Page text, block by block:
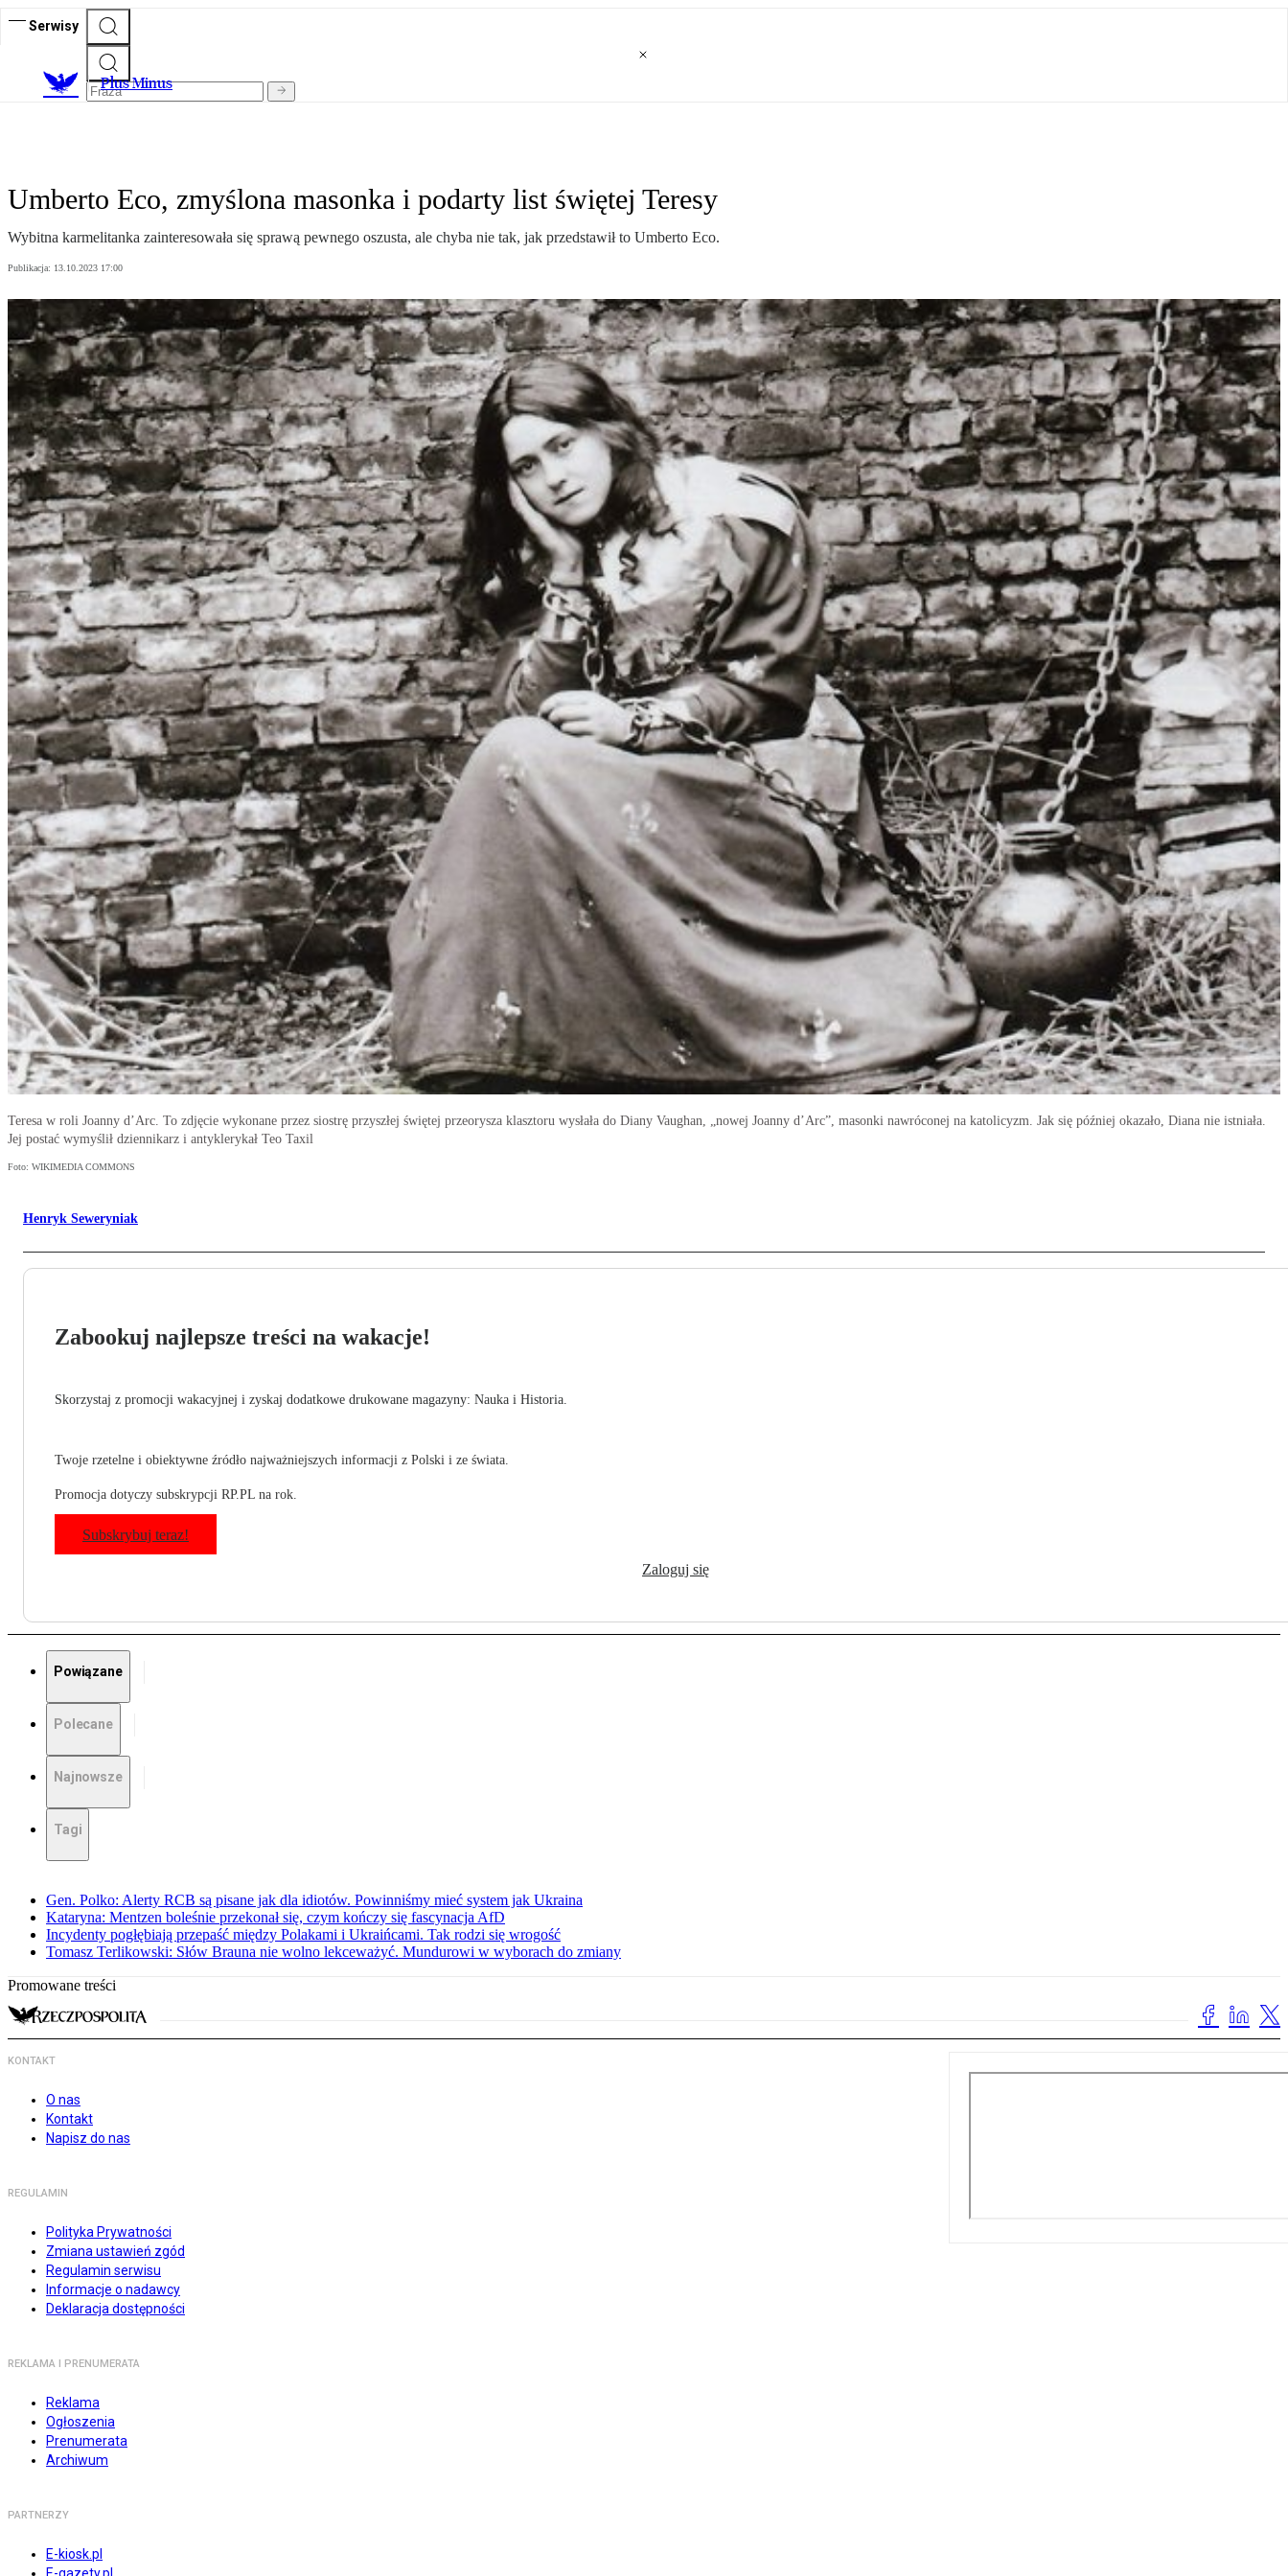
Serwisy
Plus Minus
Umberto Eco, zmyślona masonka i podarty list świętej Teresy
Wybitna karmelitanka zainteresowała się sprawą pewnego oszusta, ale chyba nie tak, jak przedstawił to Umberto Eco.
Publikacja: 13.10.2023 17:00
Teresa w roli Joanny d’Arc. To zdjęcie wykonane przez siostrę przyszłej świętej przeorysza klasztoru wysłała do Diany Vaughan, „nowej Joanny d’Arc”, masonki nawróconej na katolicyzm. Jak się później okazało, Diana nie istniała.
Jej postać wymyślił dziennikarz i antyklerykał Teo Taxil
Foto: WIKIMEDIA COMMONS
Henryk Seweryniak
Zabookuj najlepsze treści na wakacje!
Skorzystaj z promocji wakacyjnej i zyskaj dodatkowe drukowane magazyny: Nauka i Historia.
Twoje rzetelne i obiektywne źródło najważniejszych informacji z Polski i ze świata.
Promocja dotyczy subskrypcji RP.PL na rok.
Subskrybuj teraz!
Zaloguj się
Powiązane
Polecane
Najnowsze
Tagi
Gen. Polko: Alerty RCB są pisane jak dla idiotów. Powinniśmy mieć system jak Ukraina
Kataryna: Mentzen boleśnie przekonał się, czym kończy się fascynacja AfD
Incydenty pogłębiają przepaść między Polakami i Ukraińcami. Tak rodzi się wrogość
Tomasz Terlikowski: Słów Brauna nie wolno lekceważyć. Mundurowi w wyborach do zmiany
Promowane treści
KONTAKT
O nas
Kontakt
Napisz do nas
REGULAMIN
Polityka Prywatności
Zmiana ustawień zgód
Regulamin serwisu
Informacje o nadawcy
Deklaracja dostępności
REKLAMA I PRENUMERATA
Reklama
Ogłoszenia
Prenumerata
Archiwum
PARTNERZY
E-kiosk.pl